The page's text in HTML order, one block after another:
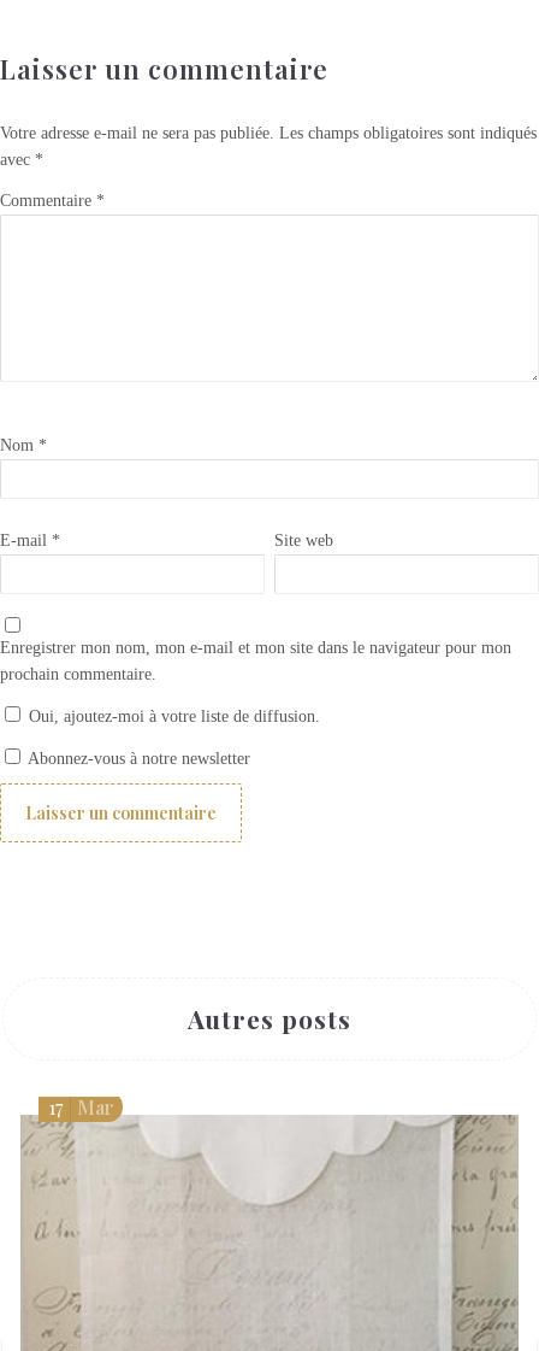
Laisser un commentaire
Votre adresse e-mail ne sera pas publiée. Les champs obligatoires sont indiqués
avec *
Commentaire *
Nom *
E-mail * Site web
Enregistrer mon nom, mon e-mail et mon site dans le navigateur pour mon
prochain commentaire.
Oui, ajoutez-moi à votre liste de diffusion.
Abonnez-vous à notre newsletter
Autres posts
17 Mar